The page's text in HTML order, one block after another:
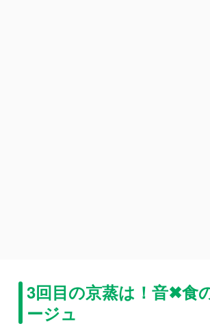
3回目の京蒸は！音✖︎食
ージュ